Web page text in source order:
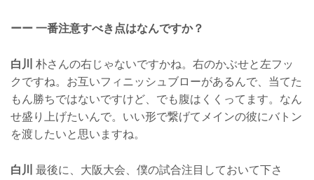
ーー 一番注意すべき点はなんですか？
白川
朴さんの右じゃないですかね。右のかぶせと左フッ
クですね。お互いフィニッシュブローがあるんで、当てた
もん勝ちではないですけど、でも腹はくくってます。なん
せ盛り上げたいんで。いい形で繋げてメインの彼にバトン
を渡したいと思いますね。
白川
最後に、大阪大会、僕の試合注目しておいて下さ